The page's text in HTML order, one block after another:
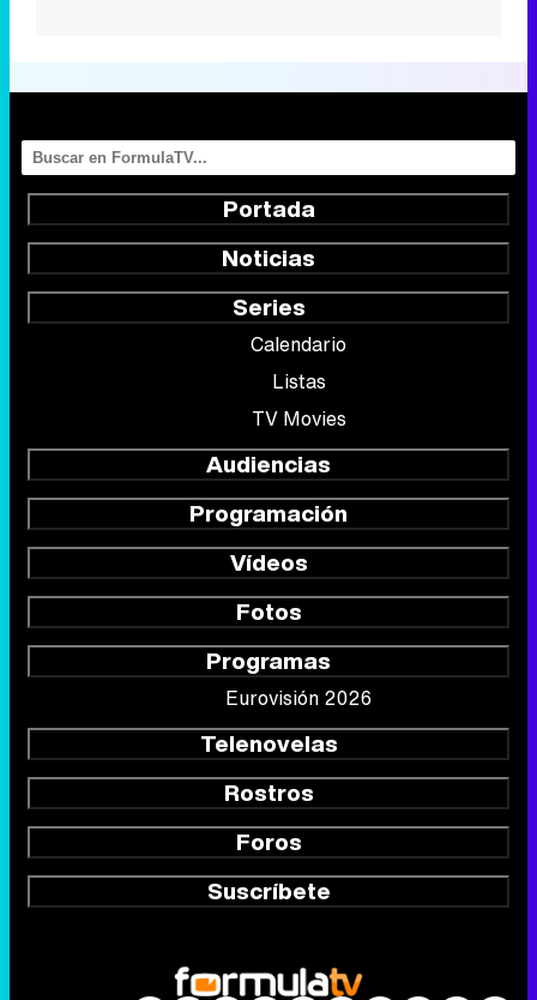
Portada
Noticias
Series
Calendario
Listas
TV Movies
Audiencias
Programación
Vídeos
Fotos
Programas
Eurovisión 2026
Telenovelas
Rostros
Foros
Suscríbete